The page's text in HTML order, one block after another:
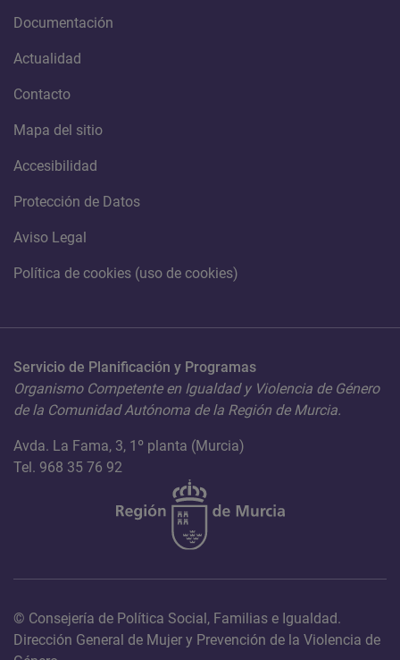
Documentación
Actualidad
Contacto
Mapa del sitio
Accesibilidad
Protección de Datos
Aviso Legal
Política de cookies (uso de cookies)
Servicio de Planificación y Programas
Organismo Competente en Igualdad y Violencia de Género
de la Comunidad Autónoma de la Región de Murcia.
Avda. La Fama, 3, 1º planta (Murcia)
Tel. 968 35 76 92
© Consejería de Política Social, Familias e Igualdad.
Dirección General de Mujer y Prevención de la Violencia de